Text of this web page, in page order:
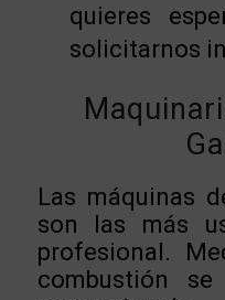
quieres
solicitarnos
Las máquinas
son las más
profesional.
combustión